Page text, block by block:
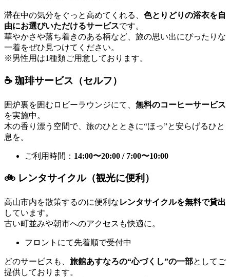
滞在中の気分をぐっと高めてくれる、 色とりどりの浴衣を自
由にお選びいただけるサービスです。
華やかさや落ち着きのある柄など、旅の思い出にぴったりな
一着をぜひ見つけてください。
※男性用は1種類ご用意しております。
☕ 珈琲サービス（セルフ）
囲炉裏を囲むロビーラウンジにて、 無料のコーヒーサービス
を実施中。
木の香り漂う空間で、旅のひとときに“ほっ”と安らげるひと
息を。
ご利用時間： 14:00〜20:00 / 7:00〜10:00
🚲 レンタサイクル（観光に便利）
高山市内を散策するのに便利なレンタサイクルを無料で貸出
しています。
古い町並みや朝市へのアクセスも快適に。
フロントにて先着順で受付中
どのサービスも、 旅館あすなろの“心づくし”の一部としてご
提供しております。